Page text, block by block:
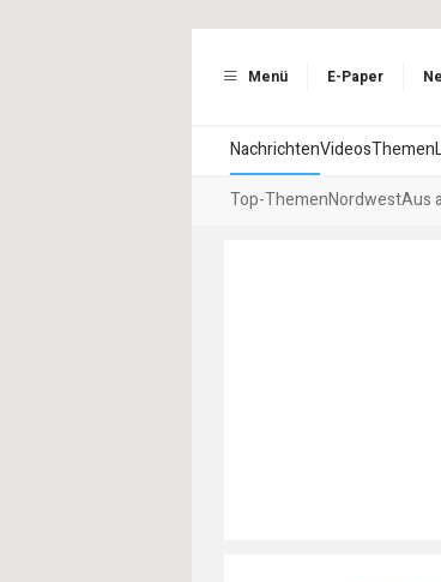
Menü E-Paper
NachrichtenVideosThemen
Top-ThemenNordwestAus